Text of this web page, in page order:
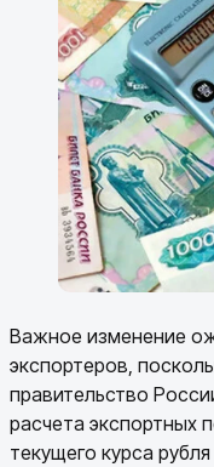
Важное изменение
экспортеров,
правительство
расчета экспортных
текущего курса